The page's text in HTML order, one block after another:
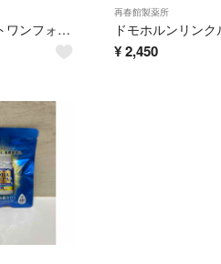
パーフェクトワンフォーカス ディープブラック75g
再春館製薬所
¥ 2,450